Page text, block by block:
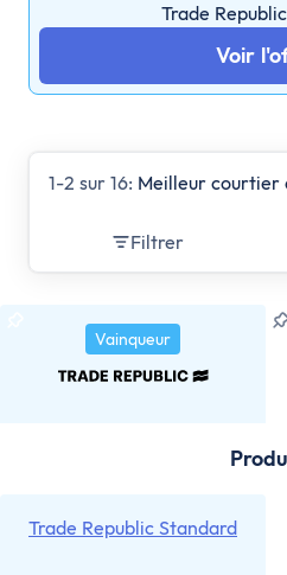
Trade
Voir
1-2 sur 16: Meilleur courtier
Filtrer
Vainqueur
Trade Republic Standard